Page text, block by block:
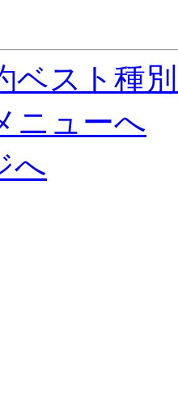
ベスト種
ニューへ
へ